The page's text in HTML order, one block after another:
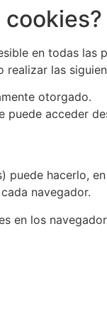
en todas las
las
otorgado.
acceder
hacerlo,
navegador.
en los